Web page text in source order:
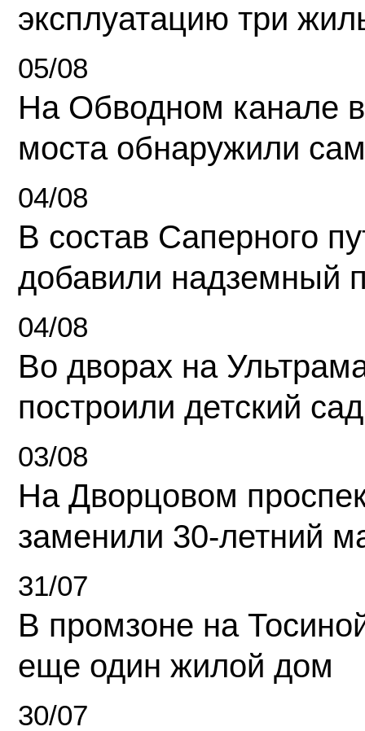
эксплуатацию три
05/08
На Обводном канале
моста обнаружили
04/08
В состав Саперного
добавили надземный
04/08
Во дворах на
построили детский сад
03/08
На Дворцовом
заменили 30-летний
31/07
В промзоне на
еще один жилой дом
30/07